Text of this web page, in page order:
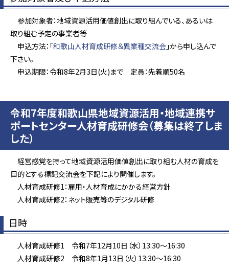
参加対象者：地域資源活用価値創出に取り組んでいる、あるいは
取り組む予定の事業者等
申込方法：「和歌山人材育成研修＆異業種交流会 」から申し込んで
下さい。
申込期限：令和8年2月3日(火)まで 定員：先着順50名
令和7年度和歌山県地域資源活用・地域連携サ
ポートセンター人材育成研修会（募集は終了しま
した）
経営感覚を持って地域資源活用価値創出に取り組む人材の育成を
目的とする標記交流会を下記により開催します。
人材育成研修1：雇用・人材育成にかかる経営方針
人材育成研修2：ネット販売等のデジタル研修
日時
人材育成研修1 令和7年12月10日（水）13:30～16:30
人材育成研修2 令和8年1月13日（火）13:30～16:30